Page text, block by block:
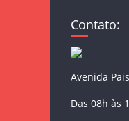
Contato:
Avenida
Das 08h às